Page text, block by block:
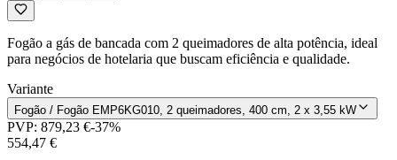
Fogão a gás de bancada com 2 queimadores de alta potência, ideal
para negócios de hotelaria que buscam eficiência e qualidade.
Variante
Fogão / Fogão EMP6KG010, 2 queimadores, 400 cm, 2 x 3,55 kW
PVP: 879,23 €-37%
554,47 €